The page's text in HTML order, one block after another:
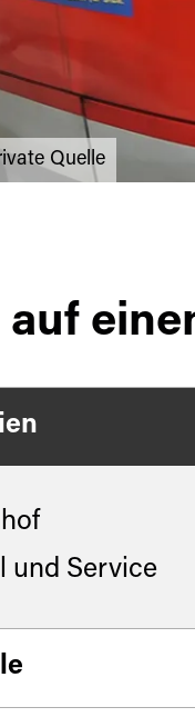
Quelle
auf
und Service